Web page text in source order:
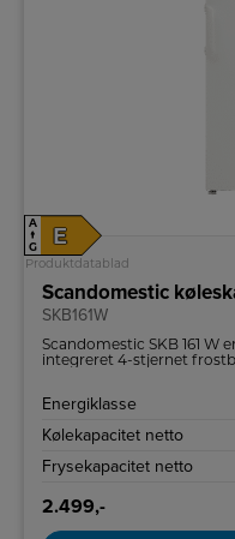
A
↑
G
E
Produktdatablad
Scandomestic
SKB161W
Scandomestic SKB 161 W
integreret 4-stjernet
Energiklasse
Kølekapacitet netto
Frysekapacitet netto
2.499,-